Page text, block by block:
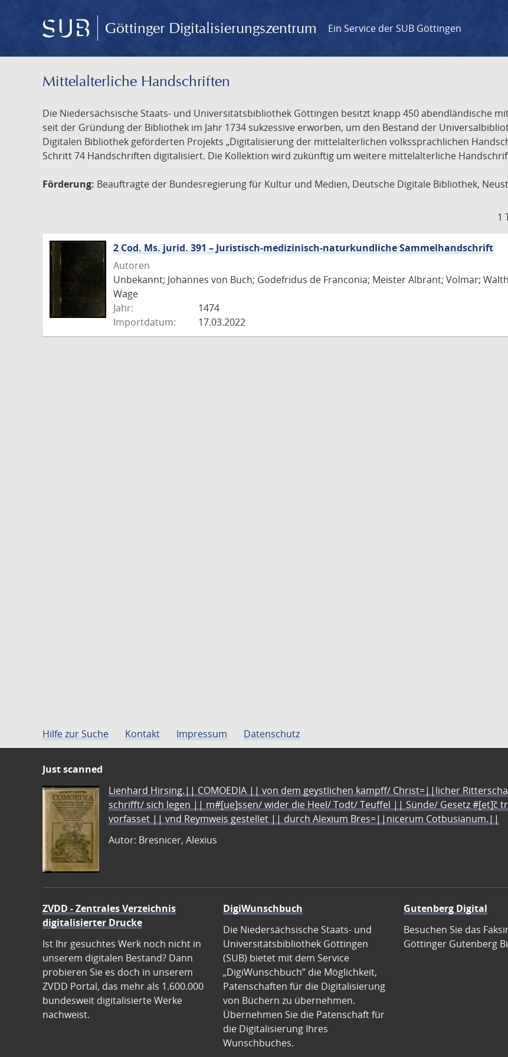
Göttinger Digitalisierungszentrum Ein Service der SUB Göttingen
Mittelalterliche Handschriften
Die Niedersächsische Staats- und Universitätsbibliothek Göttingen besitzt knapp 450 abendländische
seit der Gründung der Bibliothek im Jahr 1734 sukzessive erworben, um den Bestand der
Digitalen Bibliothek geförderten Projekts „Digitalisierung der mittelalterlichen volkssprachlichen
Schritt 74 Handschriften digitalisiert. Die Kollektion wird zukünftig um weitere mittelalterliche
Förderung: Beauftragte der Bundesregierung für Kultur und Medien, Deutsche Digitale Bibliothek,
1
2 Cod. Ms. jurid. 391 – Juristisch-medizinisch-naturkundliche Sammelhandschrift
Autoren
Unbekannt; Johannes von Buch; Godefridus de Franconia; Meister Albrant; Volmar;
Wage
Jahr:
1474
Importdatum:
17.03.2022
Hilfe zur Suche Kontakt Impressum Datenschutz
Just scanned
Lienhard Hirsing.|| COMOEDIA || von dem geystlichen kampff/ Christ=||licher
schrifft/ sich legen || m#[ue]ssen/ wider die Heel/ Todt/ Teuffel || Sünde/ Gesetz #[et]c̃
vorfasset || vnd Reymweis gestellet || durch Alexium Bres=||nicerum Cotbusianum.||
Autor: Bresnicer, Alexius
ZVDD - Zentrales Verzeichnis
digitalisierter Drucke
Ist Ihr gesuchtes Werk noch nicht in
unserem digitalen Bestand? Dann
probieren Sie es doch in unserem
ZVDD Portal, das mehr als 1.600.000
bundesweit digitalisierte Werke
nachweist.
DigiWunschbuch
Die Niedersächsische Staats- und
Universitätsbibliothek Göttingen
(SUB) bietet mit dem Service
„DigiWunschbuch” die Möglichkeit,
Patenschaften für die Digitalisierung
von Büchern zu übernehmen.
Übernehmen Sie die Patenschaft für
die Digitalisierung Ihres
Wunschbuches.
Gutenberg Digital
Besuchen Sie das
Göttinger Gutenberg